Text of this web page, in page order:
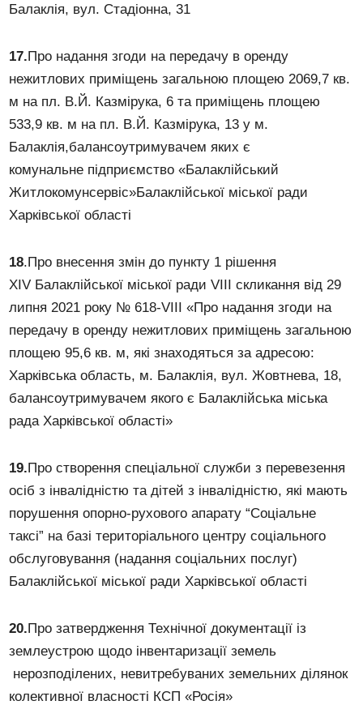
Балаклія, вул. Стадіонна, 31
17.Про надання згоди на передачу в оренду
нежитлових приміщень загальною площею 2069,7 кв.
м на пл. В.Й. Казмірука, 6 та приміщень площею
533,9 кв. м на пл. В.Й. Казмірука, 13 у м.
Балаклія,балансоутримувачем яких є
комунальне підприємство «Балаклійський
Житлокомунсервіс»Балаклійської міської ради
Харківської області
18.Про внесення змін до пункту 1 рішення
ХІV Балаклійської міської ради VІІІ скликання від 29
липня 2021 року № 618-VІІІ «Про надання згоди на
передачу в оренду нежитлових приміщень загальною
площею 95,6 кв. м, які знаходяться за адресою:
Харківська область, м. Балаклія, вул. Жовтнева, 18,
балансоутримувачем якого є Балаклійська міська
рада Харківської області»
19.Про створення спеціальної служби з перевезення
осіб з інвалідністю та дітей з інвалідністю, які мають
порушення опорно-рухового апарату “Соціальне
таксі” на базі територіального центру соціального
обслуговування (надання соціальних послуг)
Балаклійської міської ради Харківської області
20.Про затвердження Технічної документації із
землеустрою щодо інвентаризації земель
нерозподілених, невитребуваних земельних ділянок
колективної власності КСП «Росія»